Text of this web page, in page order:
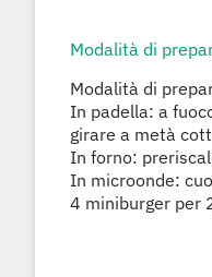
Modalità di
Modalità di
In padella: a
girare a metà
In forno:
In microonde:
4 miniburger per